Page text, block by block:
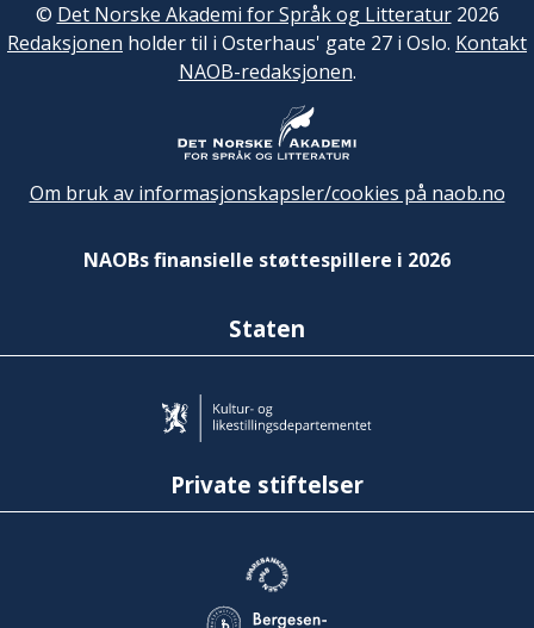
© Det Norske Akademi for Språk og Litteratur2026
Redaksjonen holder til i Osterhaus' gate 27 i Oslo. Kontakt
NAOB-redaksjonen.
Om bruk av informasjonskapsler/cookies på naob.no
NAOBs finansielle støttespillere i 2026
Staten
Private stiftelser